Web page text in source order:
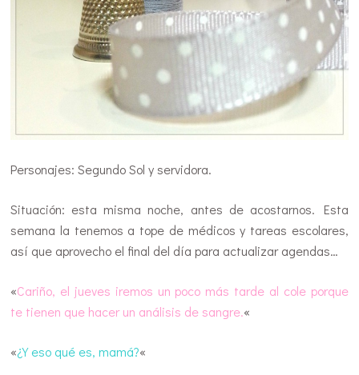
Personajes: Segundo Sol y servidora.
Situación: esta misma noche, antes de acostarnos. Esta
semana la tenemos a tope de médicos y tareas escolares,
así que aprovecho el final del día para actualizar agendas…
«Cariño, el jueves iremos un poco más tarde al cole porque
te tienen que hacer un análisis de sangre.«
«¿Y eso qué es, mamá?«